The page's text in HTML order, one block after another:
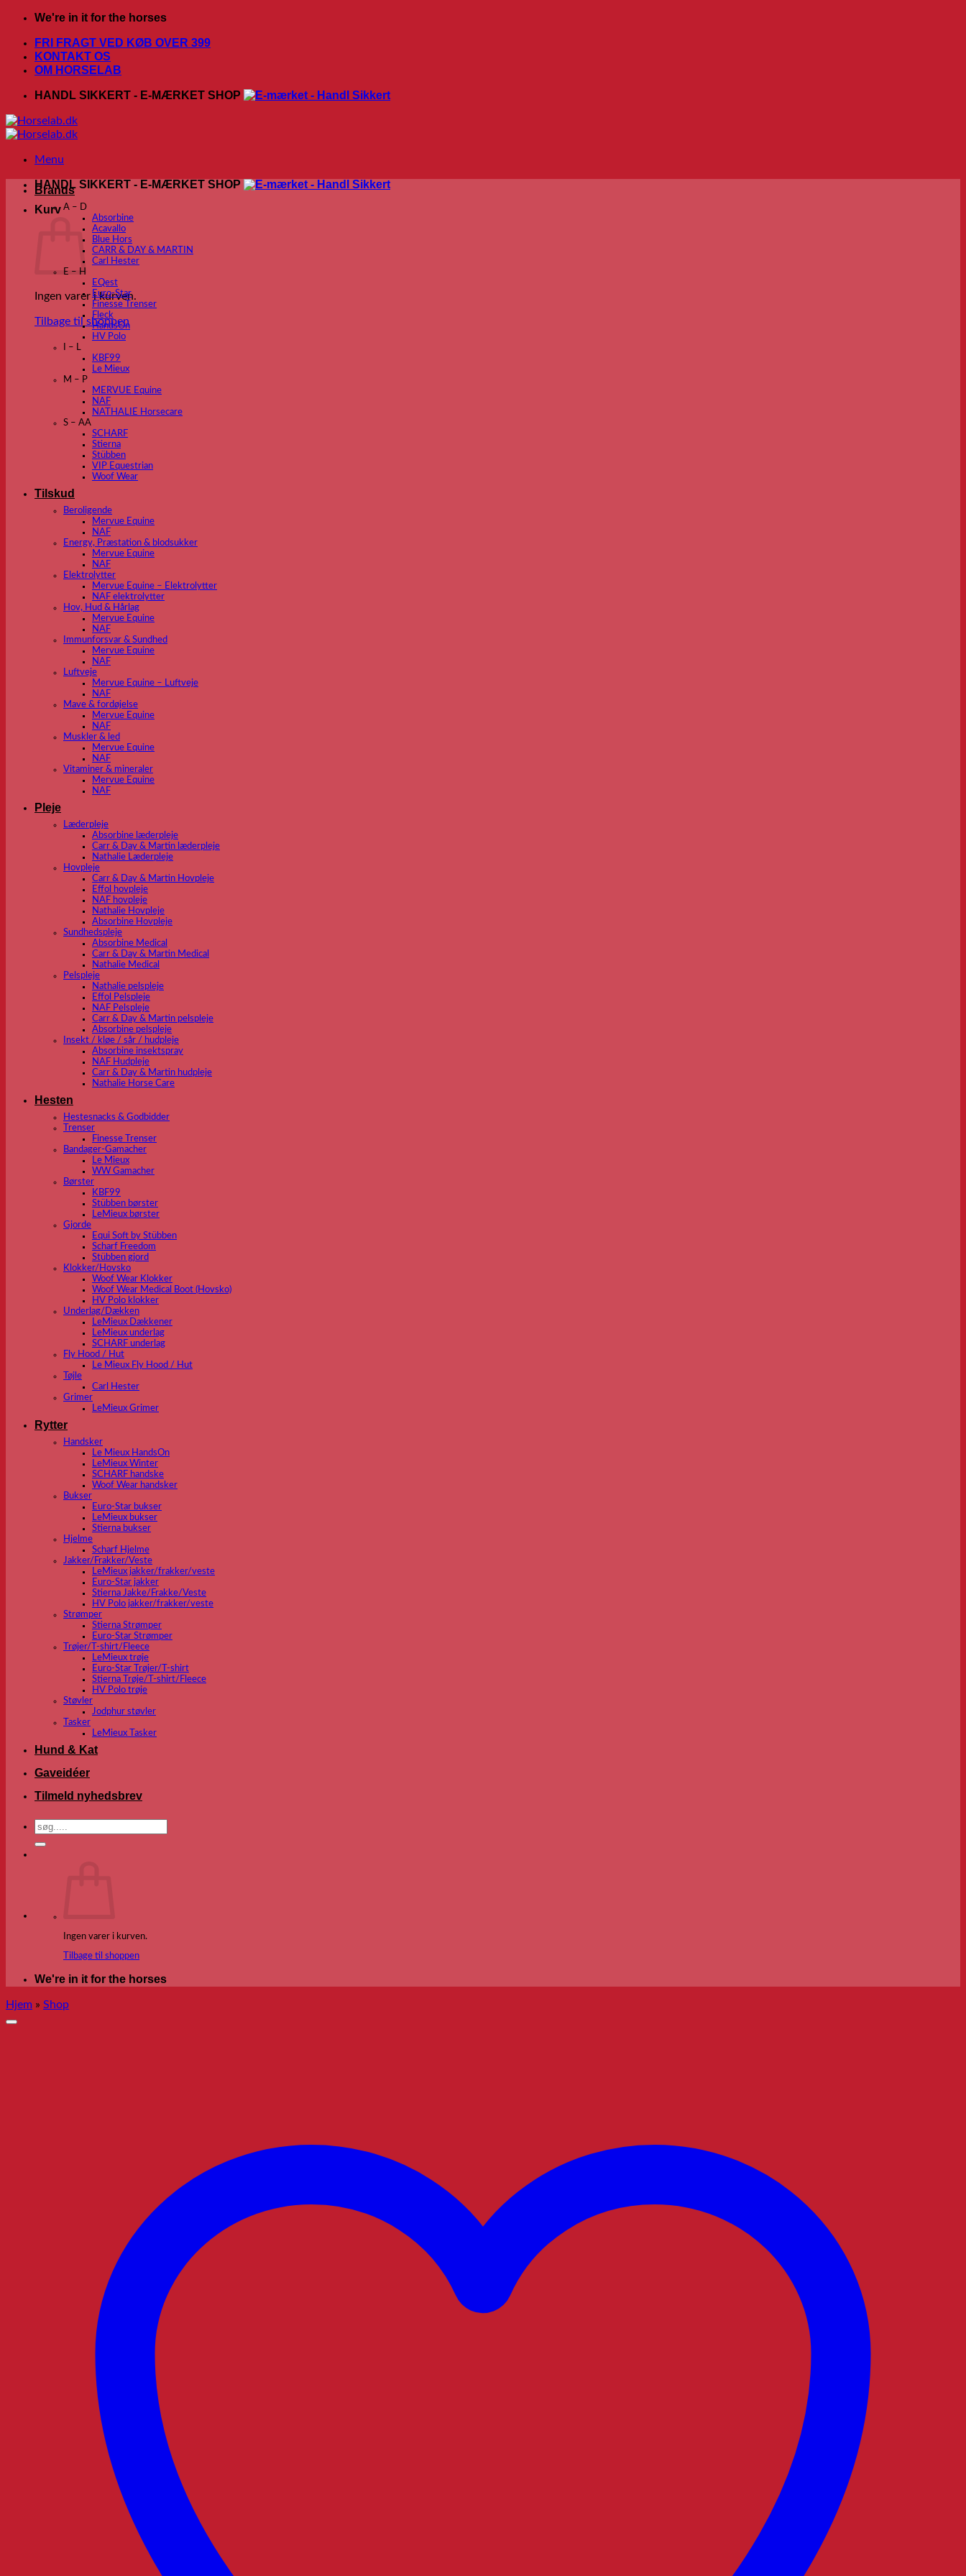
Fortsæt
indhold
We're in it for the horses
FRI FRAGT VED KØB OVER 399
KONTAKT OS
OM HORSELAB
HANDL SIKKERT - E-MÆRKET SHOP
Menu
HANDL SIKKERT - E-MÆRKET SHOP
Kurv
Ingen varer i kurven.
Tilbage til shoppen
Brands
A – D
Absorbine
Acavallo
Blue Hors
CARR & DAY & MARTIN
Carl Hester
E – H
EQest
Euro-Star
Finesse Trenser
Fleck
HandsOn
HV Polo
I – L
KBF99
Le Mieux
M – P
MERVUE Equine
NAF
NATHALIE Horsecare
S – AA
SCHARF
Stierna
Stübben
VIP Equestrian
Woof Wear
Tilskud
Beroligende
Mervue Equine
NAF
Energy, Præstation & blodsukker
Mervue Equine
NAF
Elektrolytter
Mervue Equine – Elektrolytter
NAF elektrolytter
Hov, Hud & Hårlag
Mervue Equine
NAF
Immunforsvar & Sundhed
Mervue Equine
NAF
Luftveje
Mervue Equine – Luftveje
NAF
Mave & fordøjelse
Mervue Equine
NAF
Muskler & led
Mervue Equine
NAF
Vitaminer & mineraler
Mervue Equine
NAF
Pleje
Læderpleje
Absorbine læderpleje
Carr & Day & Martin læderpleje
Nathalie Læderpleje
Hovpleje
Carr & Day & Martin Hovpleje
Effol hovpleje
NAF hovpleje
Nathalie Hovpleje
Absorbine Hovpleje
Sundhedspleje
Absorbine Medical
Carr & Day & Martin Medical
Nathalie Medical
Pelspleje
Nathalie pelspleje
Effol Pelspleje
NAF Pelspleje
Carr & Day & Martin pelspleje
Absorbine pelspleje
Insekt / kløe / sår / hudpleje
Absorbine insektspray
NAF Hudpleje
Carr & Day & Martin hudpleje
Nathalie Horse Care
Hesten
Hestesnacks & Godbidder
Trenser
Finesse Trenser
Bandager-Gamacher
Le Mieux
WW Gamacher
Børster
KBF99
Stübben børster
LeMieux børster
Gjorde
Equi Soft by Stübben
Scharf Freedom
Stübben gjord
Klokker/Hovsko
Woof Wear Klokker
Woof Wear Medical Boot (Hovsko)
HV Polo klokker
Underlag/Dækken
LeMieux Dækkener
LeMieux underlag
SCHARF underlag
Fly Hood / Hut
Le Mieux Fly Hood / Hut
Tøjle
Carl Hester
Grimer
LeMieux Grimer
Rytter
Handsker
Le Mieux HandsOn
LeMieux Winter
SCHARF handske
Woof Wear handsker
Bukser
Euro-Star bukser
LeMieux bukser
Stierna bukser
Hjelme
Scharf Hjelme
Jakker/Frakker/Veste
LeMieux jakker/frakker/veste
Euro-Star jakker
Stierna Jakke/Frakke/Veste
HV Polo jakker/frakker/veste
Strømper
Stierna Strømper
Euro-Star Strømper
Trøjer/T-shirt/Fleece
LeMieux trøje
Euro-Star Trøjer/T-shirt
Stierna Trøje/T-shirt/Fleece
HV Polo trøje
Støvler
Jodphur støvler
Tasker
LeMieux Tasker
Hund & Kat
Gaveidéer
Tilmeld nyhedsbrev
Søg
Ingen varer i kurven.
Tilbage til shoppen
We're in it for the horses
Hjem » Shop